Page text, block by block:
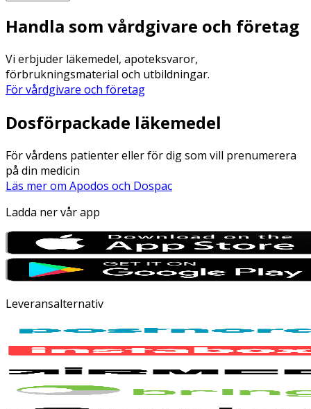
Handla som vårdgivare och företag
Vi erbjuder läkemedel, apoteksvaror,
förbrukningsmaterial och utbildningar.
För vårdgivare och företag
Dosförpackade läkemedel
För vårdens patienter eller för dig som vill prenumerera
på din medicin
Läs mer om Apodos och Dospac
Ladda ner vår app
Leveransalternativ